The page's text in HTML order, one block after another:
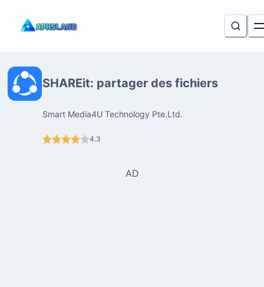
SHAREit: partager des fichiers
Smart Media4U Technology Pte.Ltd.
4.3
AD